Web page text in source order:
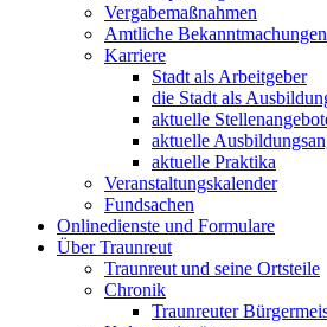
Vergabemaßnahmen
Amtliche Bekanntmachungen
Karriere
Stadt als Arbeitgeber
die Stadt als
aktuelle
aktuelle
aktuelle Praktika
Veranstaltungskalender
Fundsachen
Onlinedienste und Formulare
Über Traunreut
Traunreut und seine Ortsteile
Chronik
Traunreuter